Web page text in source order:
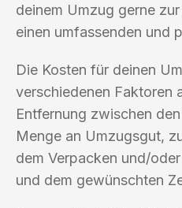
deinem Umzug gerne
einen umfassenden und
Die Kosten für deinen
verschiedenen Faktoren
Entfernung zwischen
Menge an Umzugsgut,
dem Verpacken und/
und dem gewünschten